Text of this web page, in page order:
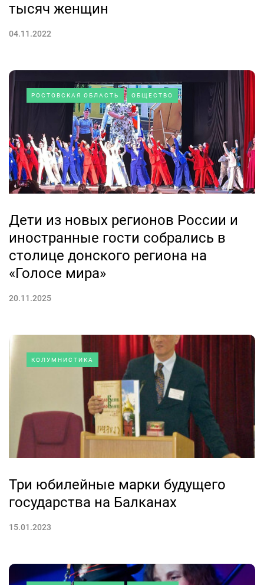
тысяч женщин
04.11.2022
РОСТОВСКАЯ ОБЛАСТЬ ОБЩЕСТВО
Дети из новых регионов России и
иностранные гости собрались в
столице донского региона на
«Голосе мира»
20.11.2025
КОЛУМНИСТИКА
Три юбилейные марки будущего
государства на Балканах
15.01.2023